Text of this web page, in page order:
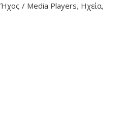
Ήχος / Media Players, Ηχεία,